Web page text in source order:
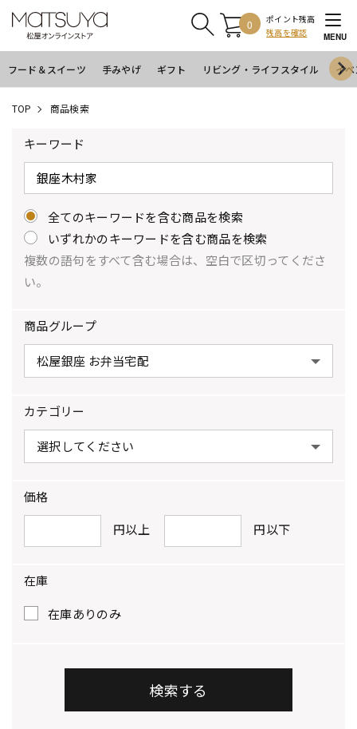
0
ポイント残高
残高を確認
MENU
フード＆スイーツ 手みやげ ギフト リビング・ライフスタイル イ
TOP 商品検索
キーワード
全てのキーワードを含む商品を検索
いずれかのキーワードを含む商品を検索
複数の語句をすべて含む場合は、空白で区切ってくださ
い。
商品グループ
カテゴリー
価格
円以上
円以下
在庫
在庫ありのみ